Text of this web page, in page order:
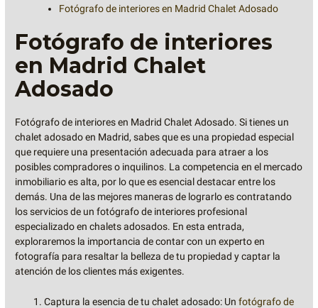
Fotógrafo de interiores en Madrid Chalet Adosado
Fotógrafo de interiores
en Madrid Chalet
Adosado
Fotógrafo de interiores en Madrid Chalet Adosado. Si tienes un
chalet adosado en Madrid, sabes que es una propiedad especial
que requiere una presentación adecuada para atraer a los
posibles compradores o inquilinos. La competencia en el mercado
inmobiliario es alta, por lo que es esencial destacar entre los
demás. Una de las mejores maneras de lograrlo es contratando
los servicios de un fotógrafo de interiores profesional
especializado en chalets adosados. En esta entrada,
exploraremos la importancia de contar con un experto en
fotografía para resaltar la belleza de tu propiedad y captar la
atención de los clientes más exigentes.
Captura la esencia de tu chalet adosado: Unfotógrafo de